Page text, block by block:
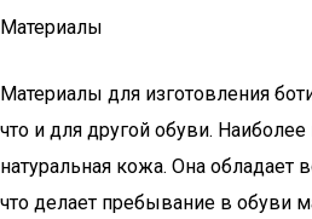
Материалы
Материалы для изготовления
что и для другой обуви.
натуральная кожа. Она обладает
что делает пребывание в обуви